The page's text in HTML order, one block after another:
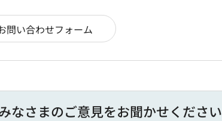
なさまのご意見をお聞かせください